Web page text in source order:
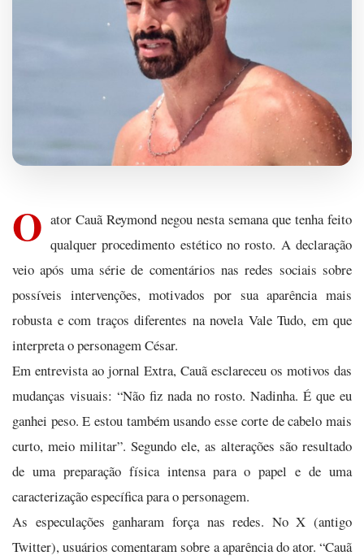
O ator Cauã Reymond negou nesta semana que tenha feito
qualquer procedimento estético no rosto. A declaração
veio após uma série de comentários nas redes sociais sobre
possíveis intervenções, motivados por sua aparência mais
robusta e com traços diferentes na novela Vale Tudo, em que
interpreta o personagem César.
Em entrevista ao jornal Extra, Cauã esclareceu os motivos das
mudanças visuais: “Não fiz nada no rosto. Nadinha. É que eu
ganhei peso. E estou também usando esse corte de cabelo mais
curto, meio militar”. Segundo ele, as alterações são resultado
de uma preparação física intensa para o papel e de uma
caracterização específica para o personagem.
As especulações ganharam força nas redes. No X (antigo
Twitter), usuários comentaram sobre a aparência do ator. “Cauã